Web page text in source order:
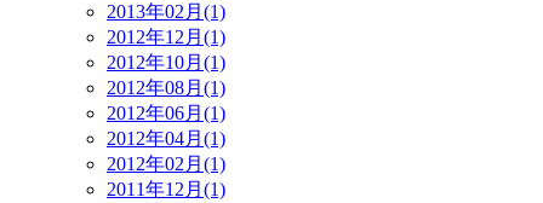
2013年02月(1)
2012年12月(1)
2012年10月(1)
2012年08月(1)
2012年06月(1)
2012年04月(1)
2012年02月(1)
2011年12月(1)